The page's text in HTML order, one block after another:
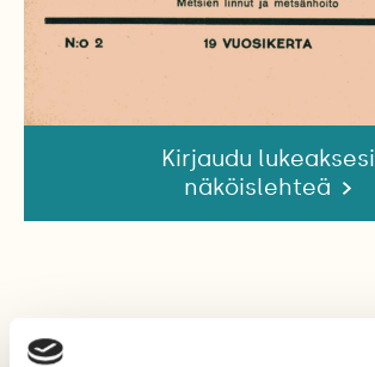
Kirjaudu lukeaksesi
näköislehteä